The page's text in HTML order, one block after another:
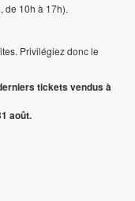
de 10h à 17h).
Privilégiez donc le
tickets vendus à
août.